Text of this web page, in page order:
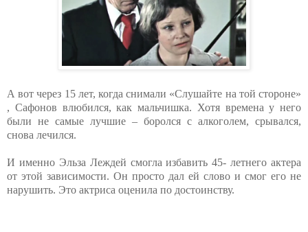
А вот через 15 лет, когда снимали «Слушайте на той стороне»
, Сафонов влюбился, как мальчишка. Хотя времена у него
были не самые лучшие – боролся с алкоголем, срывался,
снова лечился.
И именно Эльза Леждей смогла избавить 45- летнего актера
от этой зависимости. Он просто дал ей слово и смог его не
нарушить. Это актриса оценила по достоинству.